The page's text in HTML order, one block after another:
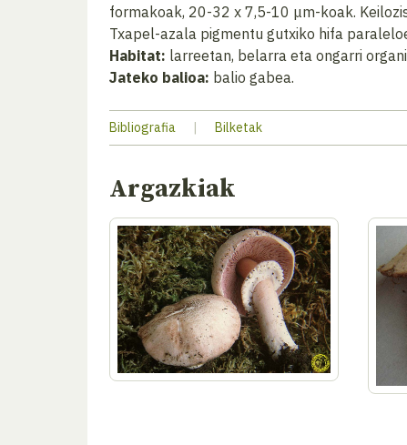
formakoak, 20-32 x 7,5-10 μm-koak.
Txapel-azala pigmentu gutxiko hifa
Habitat: larreetan, belarra eta ongarri
Jateko balioa: balio gabea.
Bibliografia | Bilketak
Argazkiak